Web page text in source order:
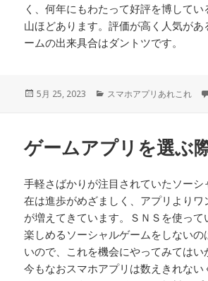
く、何年にもわたって好評を博して
山ほどあります。評価が高く人気が
ームの出来具合はダントツです。
投
5月 25, 2023
カ
ー
スマホアプリあれこれ
ゲームアプリを選ぶ
手軽さばかりが注目されていたソー
在は進歩がめざましく、アプリより
が増えてきています。ＳＮＳを使って
楽しめるソーシャルゲームをしないの
いので、これを機会にやってみてはい
今もなおスマホアプリは数えきれない